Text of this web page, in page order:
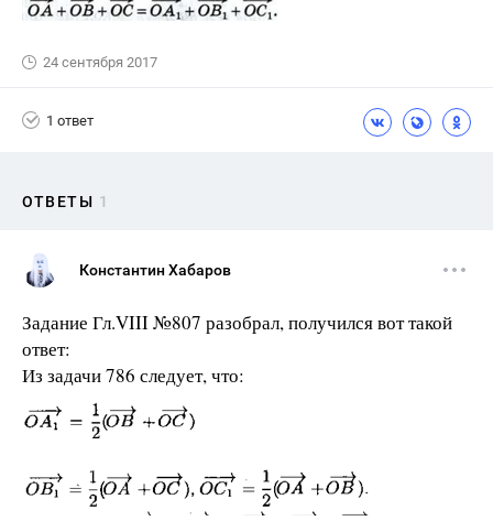
24 сентября 2017
1 ответ
ОТВЕТЫ 1
Константин Хабаров
Задание Гл.VIII №807 разобрал, получился вот такой
ответ:
Из задачи 786 следует, что: